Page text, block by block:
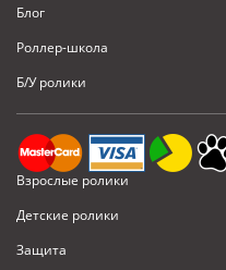
Блог
Роллер-школа
Б/У ролики
Взрослые ролики
Детские ролики
Защита